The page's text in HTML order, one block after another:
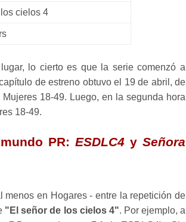
cielos 4
lo cierto es que la serie comenzó a
de estreno obtuvo el 19 de abril, de
18-49. Luego, en la segunda hora
18-49.
PR: ESDLC4ySeñora
en Hogares - entre la repetición de
"El señor de los cielos 4". Por ejemplo, a